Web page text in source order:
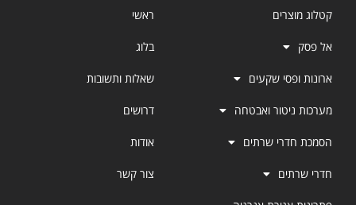
קטלוג מוצרים
אל פסק
ארונות ופסי שקעים
מערכות ניטור ואבטחה
הסמכת חדרי שרתים
חדרי שרתים
ראשי
בלוג
שאלות ותשובות
דרושים
אודות
צור קשר